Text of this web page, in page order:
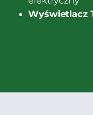
Wyświetlacz